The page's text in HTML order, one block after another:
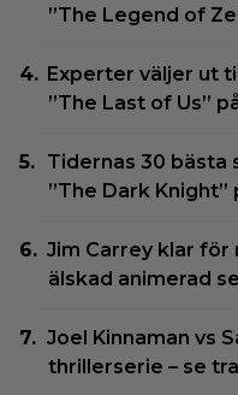
”The Legend of
Experter väljer ut
”The Last of Us”
Tidernas 30 bästa
”The Dark Knight”
Jim Carrey klar för
älskad animerad
Joel Kinnaman vs
thrillerserie – se